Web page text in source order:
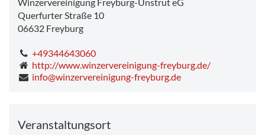
Querfurter Straße 10
06632 Freyburg
+49344643060
http://www.winzervereinigung-freyburg.de/
info@winzervereinigung-freyburg.de
Veranstaltungsort